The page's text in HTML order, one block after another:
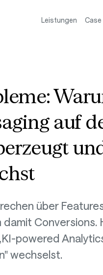
Leistungen
auf
über
Conversions.
powered
wechselst.